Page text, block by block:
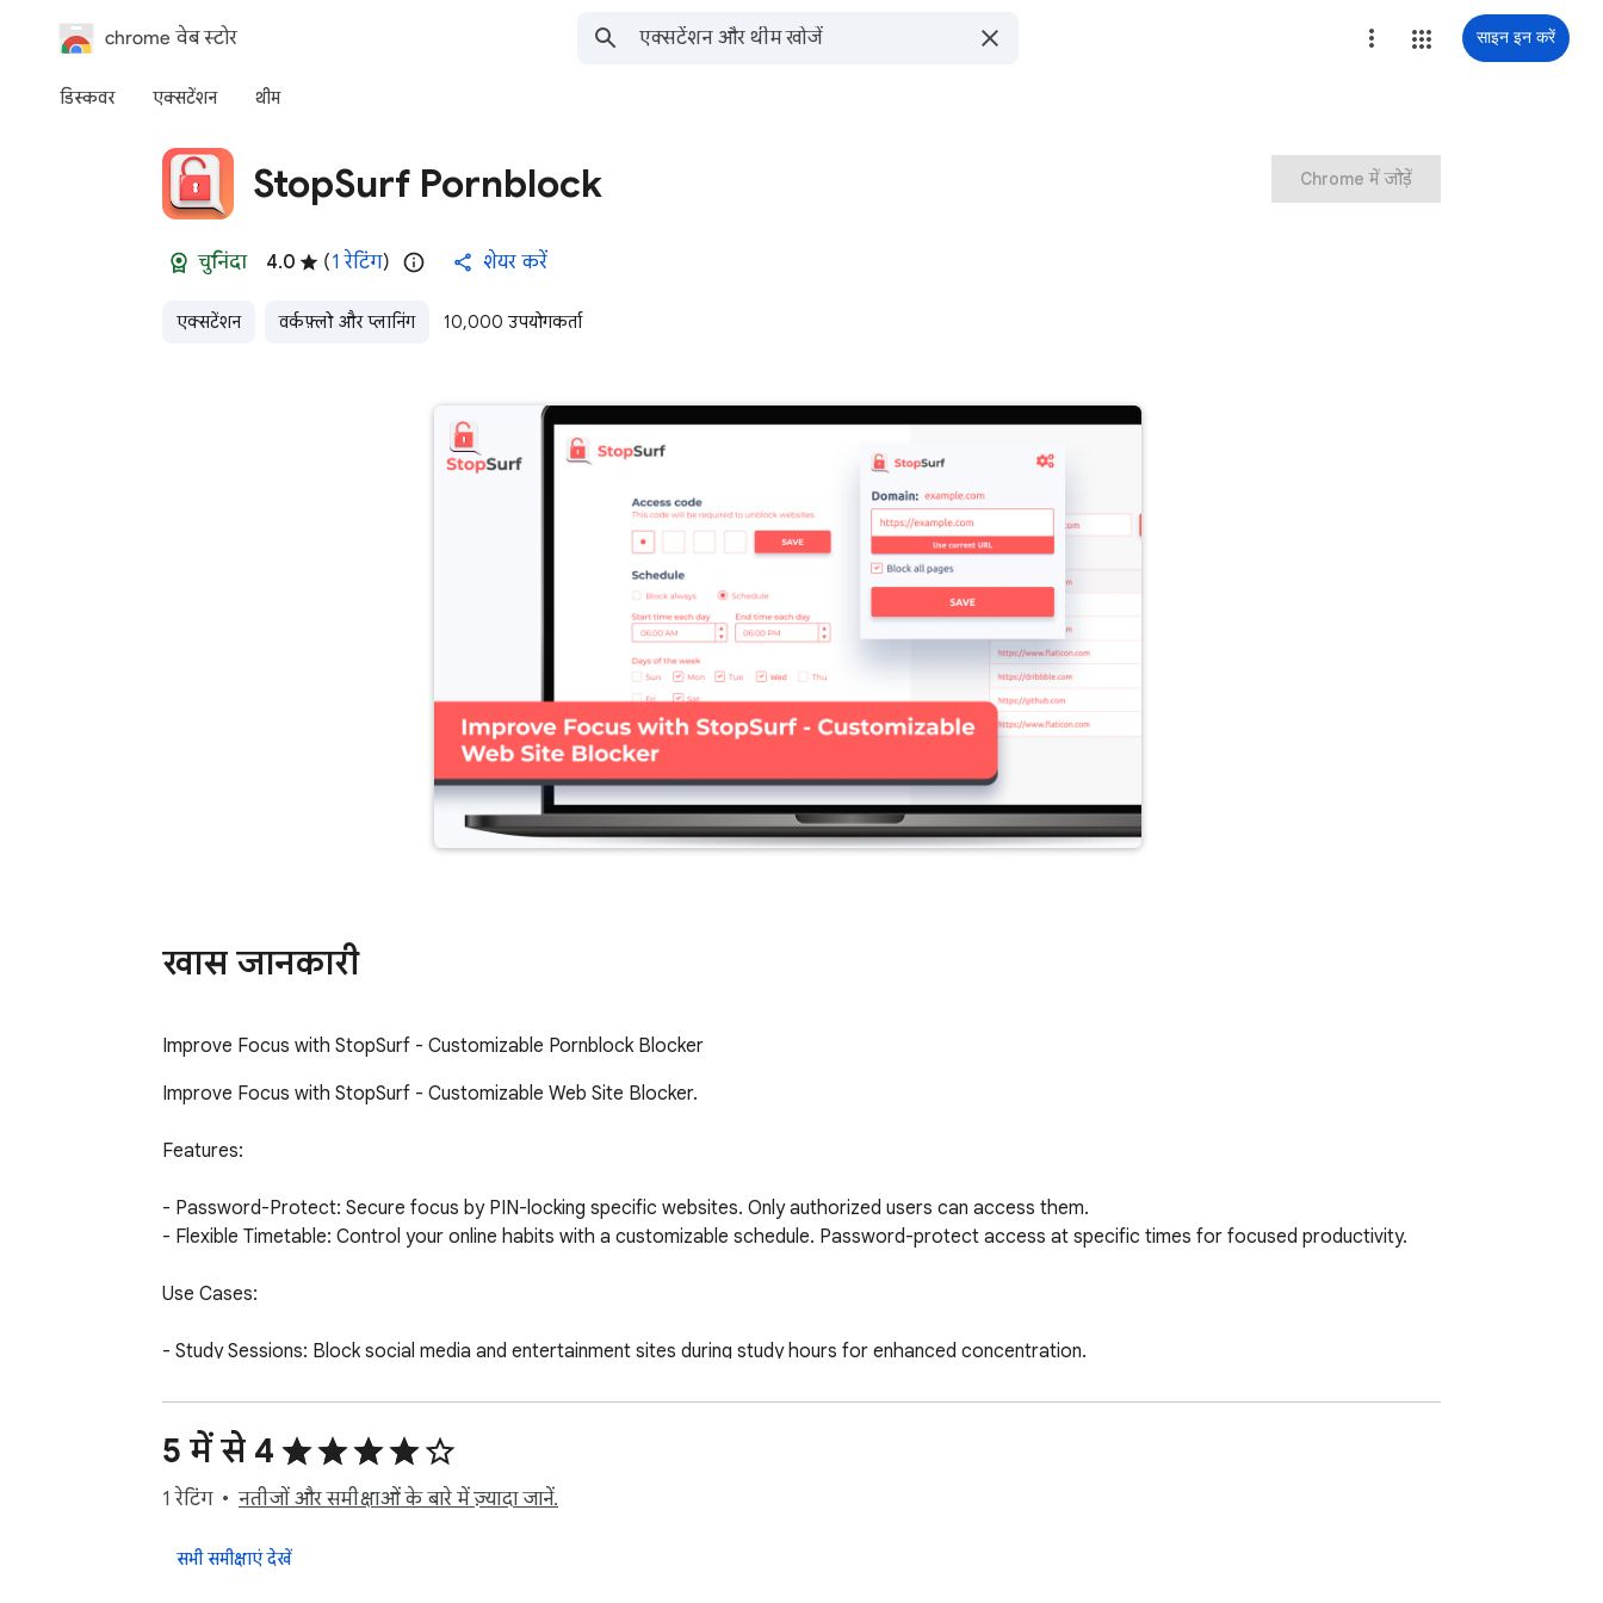
chrome वेब स्टोर साइन इन करें
डिस्कवर एक्‍सटेंशन थीम
StopSurf Pornblock
चुनिंदा 4.0 (1 रेटिंग) शेयर करें
एक्सटेंशन वर्कफ़्लो और प्लानिंग 10,000 उपयोगकर्ता
Chrome में जोड़ें
खास जानकारी
Improve Focus with StopSurf - Customizable Pornblock Blocker
Improve Focus with StopSurf - Customizable Web Site Blocker.
Features:
- Password-Protect: Secure focus by PIN-locking specific websites. Only authorized users can access them.
- Flexible Timetable: Control your online habits with a customizable schedule. Password-protect access at specific times for focused productivity.
Use Cases:
- Study Sessions: Block social media and entertainment sites during study hours for enhanced concentration.
- Bedtime Routine: Set a schedule to block stimulating sites before bedtime for better sleep quality.
- Break Time: Unwind during breaks by temporarily unblocking favorite sites.
Experience seamless control and heightened focus with StopSurf. Tailor your online environment to match your workflow, eliminating distractions. 🔒💻
StopSurf के साथ फोकस सुधारें - अनुकूलन योग्य वेबसाइट ब्लॉकर।
5 में से 4
1 रेटिंग नतीजों और समीक्षाओं के बारे में ज़्यादा जानें.
सभी समीक्षाएं देखें